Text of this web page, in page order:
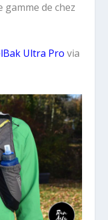
gamme de chez
Ultra Pro via